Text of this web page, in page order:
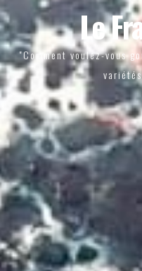
Le
"Comment voulez-vous